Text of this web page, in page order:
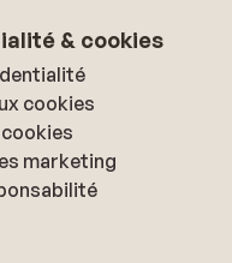
& cookies
cookies
marketing